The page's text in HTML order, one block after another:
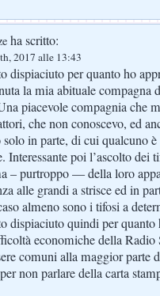
ha scritto:
2017 alle 13:43
dispiaciuto per quanto ho
la mia abituale compagna
piacevole compagnia che
che non conoscevo, ed
solo in parte, di cui qualcuno
Interessante poi l’ascolto dei
– purtroppo — della loro
alle grandi a strisce ed in
almeno sono i tifosi a
dispiaciuto quindi per quanto
economiche della Radio
comuni alla maggior parte
non parlare della carta